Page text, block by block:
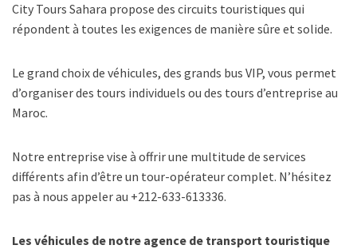
City Tours Sahara propose des circuits touristiques qui
répondent à toutes les exigences de manière sûre et solide.
Le grand choix de véhicules, des grands bus VIP, vous permet
d’organiser des tours individuels ou des tours d’entreprise au
Maroc.
Notre entreprise vise à offrir une multitude de services
différents afin d’être un tour-opérateur complet. N’hésitez
pas à nous appeler au +212-633-613336.
Les véhicules de notre agence de transport touristique